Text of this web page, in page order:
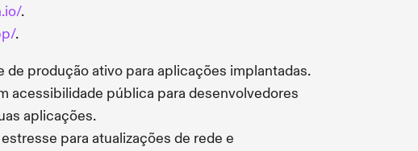
.
.
de produção ativo para aplicações implantadas.
acessibilidade pública para desenvolvedores
aplicações.
para atualizações de rede e